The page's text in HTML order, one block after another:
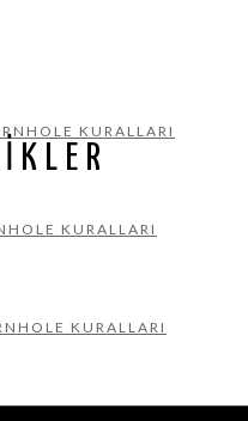
KURALLARI
KURALLARI
KURALLARI